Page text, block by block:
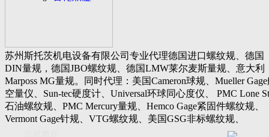
公司新闻
行业动态
设备展厅
资料下载
视频下载
资料下载
软件下载
苏州斯托茨机电设备有限公司专业代理德国进口螺纹规、德国
DIN量规，德国JBO螺纹规、德国LMW莱尔麦斯量规、意大利
Marposs MG量规。同时代理：美国Cameron球规、Mueller
空量仪、Sun-tec硬度计、Universal环球同心度仪、 PMC Lone
石油螺纹规、PMC Mercury量规、Hemco Gage紧固件螺纹规、
Vermont Gage针规、VTG螺纹规、美国GSG非标螺纹规、
Threadcheck航空螺纹规、 Westport医疗螺纹规、英国